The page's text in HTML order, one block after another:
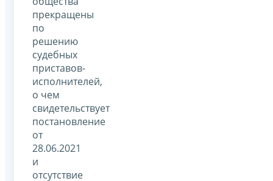
прекращены
по
решению
судебных
приставов-
исполнителей,
о чем
свидетельствует
постановление
от
28.06.2021
и
отсутствие